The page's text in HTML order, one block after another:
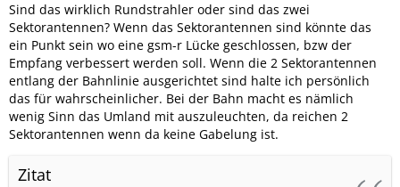
Sind das wirklich Rundstrahler oder sind das zwei
Sektorantennen? Wenn das Sektorantennen sind könnte das
ein Punkt sein wo eine gsm-r Lücke geschlossen, bzw der
Empfang verbessert werden soll. Wenn die 2 Sektorantennen
entlang der Bahnlinie ausgerichtet sind halte ich persönlich
das für wahrscheinlicher. Bei der Bahn macht es nämlich
wenig Sinn das Umland mit auszuleuchten, da reichen 2
Sektorantennen wenn da keine Gabelung ist.
Zitat